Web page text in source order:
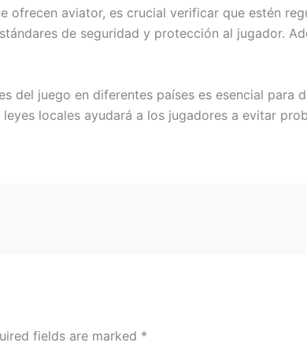
ofrecen aviator, es crucial verificar que estén
de seguridad y protección al jugador.
del juego en diferentes países es esencial para
locales ayudará a los jugadores a evitar
fields are marked *